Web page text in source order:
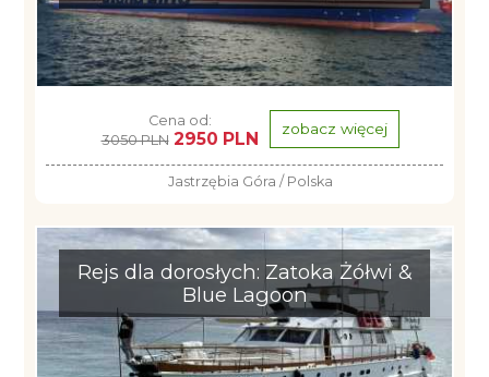
Cena od:
3050 PLN 2950 PLN zobacz więcej
Jastrzębia Góra / Polska
Rejs dla dorosłych: Zatoka Żółwi &
Blue Lagoon